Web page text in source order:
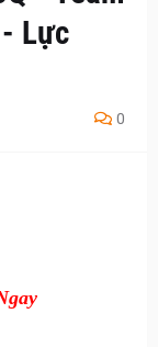
Lực
0